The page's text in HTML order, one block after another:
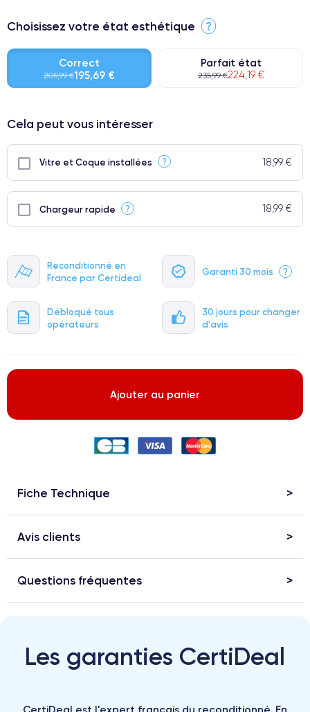
Reconditionné en
France par Certideal
Garanti 30 mois ?
Débloqué tous
opérateurs
30 jours pour changer
d'avis
Choisissez votre état esthétique ?
Correct
205,99 €195,69 €
Parfait état
235,99 €224,19 €
⭐ Premium
● Batterie : usage intensif.
Cela peut vous intéresser
Vitre et Coque installées ? 18,99 €
Chargeur rapide ? 18,99 €
Ajouter au panier
Fiche Technique
Avis clients
Questions fréquentes
Les garanties CertiDeal